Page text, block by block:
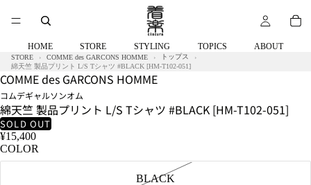
HOME STORE STYLING TOPICS ABOUT
STORE COMME des GARCONS HOMME
トップス
綿天竺 製品プリント L/S Tシャツ #BLACK [HM-T102-051]
58kg
ズ:Ⅿ
COMME des GARCONS HOMME
コムデギャルソンオム
綿天竺 製品プリント L/S Tシャツ #BLACK [HM-T102-051]
SOLD OUT
¥15,400
COLOR
BLACK